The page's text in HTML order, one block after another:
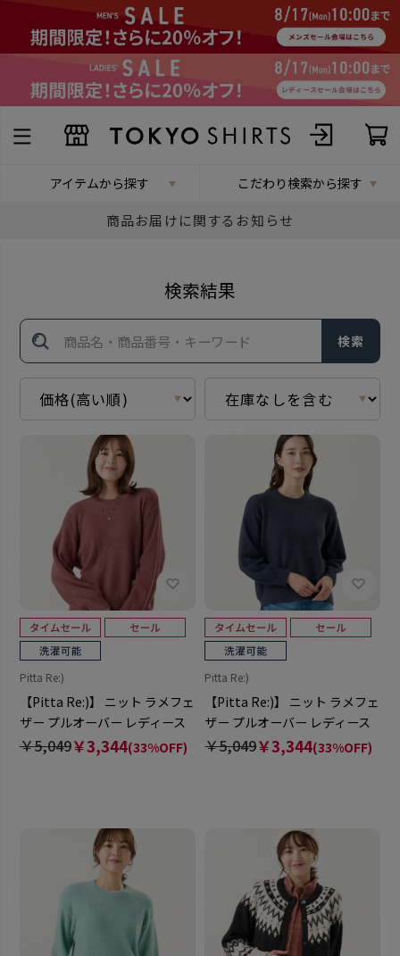
アイテムから探す こだわり検索から探す
商品お届けに関するお知らせ
検索結果
検索
Pitta Re:)
【Pitta Re:)】 ニット ラメフェ
ザー プルオーバー レディース
￥5,049￥3,344(33%OFF)
Pitta Re:)
【Pitta Re:)】 ニット ラメフェ
ザー プルオーバー レディース
￥5,049￥3,344(33%OFF)